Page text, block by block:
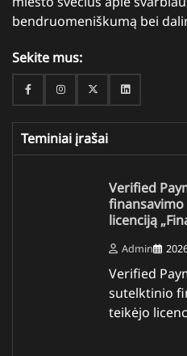
bendruomeniškumą bei
Sekite mus:
FacebookInstagramTwitterLinkedin
Teminiai įrašai
Verified
licenciją
Admin
Verified
sutelktinio
teikėjo